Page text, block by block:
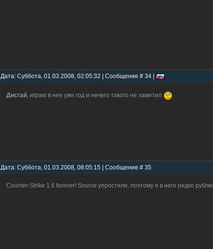
Дата: Суббота, 01.03.2008, 02:05:32 | Сообщение # 34 |
Дисгай, играю в нее уже год и нечего такого не заметил
Дата: Суббота, 01.03.2008, 08:05:15 | Сообщение # 35
Counter-Strike 1.6 forever! Source упростили, поэтому я в него редко